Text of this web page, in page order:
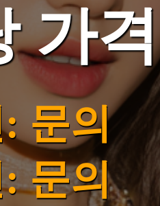
가격
문의
문의